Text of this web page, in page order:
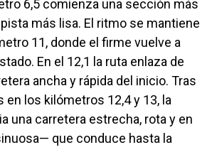
6,5 comienza una sección más
más lisa. El ritmo se mantiene
11, donde el firme vuelve a
En el 12,1 la ruta enlaza de
ancha y rápida del inicio. Tras
en los kilómetros 12,4 y 13, la
una carretera estrecha, rota y en
que conduce hasta la